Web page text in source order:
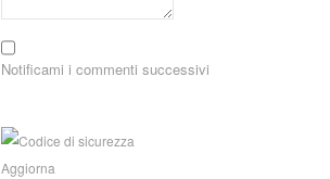
Notificami i commenti successivi
Aggiorna